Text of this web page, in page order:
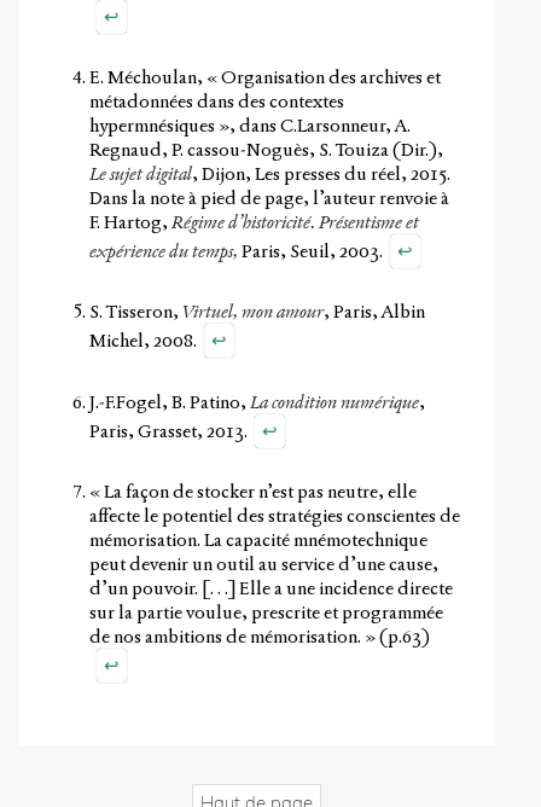
↩
E. Méchoulan, « Organisation des archives et
métadonnées dans des contextes
hypermnésiques », dans C.Larsonneur, A.
Regnaud, P. cassou-Noguès, S. Touiza (Dir.),
Le sujet digital, Dijon, Les presses du réel, 2015.
Dans la note à pied de page, l’auteur renvoie à
F. Hartog,Régime d’historicité. Présentisme et
expérience du temps, Paris, Seuil, 2003. ↩
S. Tisseron, Virtuel, mon amour, Paris, Albin
Michel, 2008.
↩
J.-F.Fogel, B. Patino,La condition numérique,
Paris, Grasset, 2013.
↩
« La façon de stocker n’est pas neutre, elle
affecte le potentiel des stratégies conscientes de
mémorisation. La capacité mnémotechnique
peut devenir un outil au service d’une cause,
d’un pouvoir. […] Elle a une incidence directe
sur la partie voulue, prescrite et programmée
de nos ambitions de mémorisation. » (p.63)
↩